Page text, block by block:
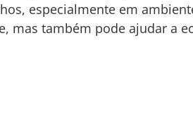
especialmente em
mas também pode ajudar a